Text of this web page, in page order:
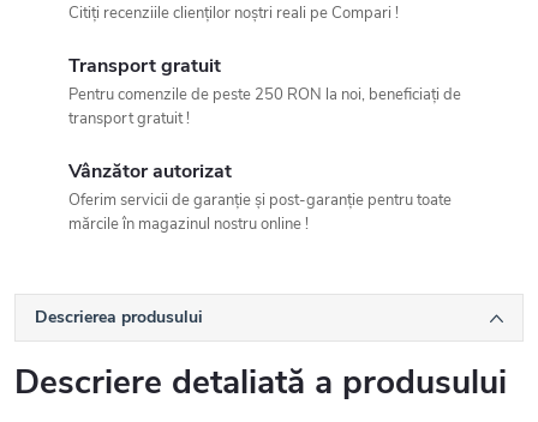
Citiți recenziile clienților noștri reali pe Compari !
Transport gratuit
Pentru comenzile de peste 250 RON la noi, beneficiați de
transport gratuit !
Vânzător autorizat
Oferim servicii de garanție și post-garanție pentru toate
mărcile în magazinul nostru online !
Descrierea produsului
Descriere detaliată a produsului